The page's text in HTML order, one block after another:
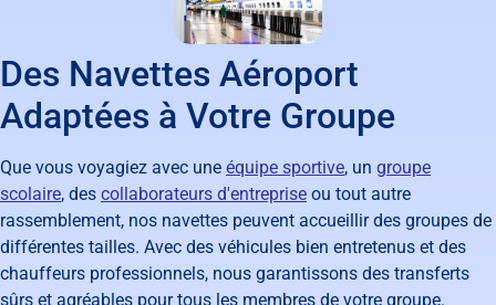
Des Navettes Aéroport
Adaptées à Votre Groupe
Que vous voyagiez avec une équipe sportive, un groupe
scolaire, des collaborateurs d'entreprise ou tout autre
rassemblement, nos navettes peuvent accueillir des groupes de
différentes tailles. Avec des véhicules bien entretenus et des
chauffeurs professionnels, nous garantissons des transferts
sûrs et agréables pour tous les membres de votre groupe.